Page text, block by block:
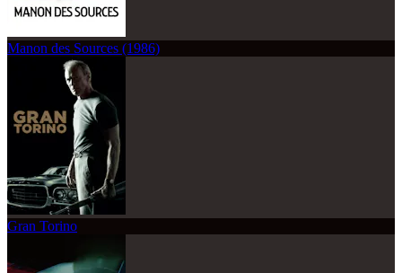
Manon des Sources (1986)
Gran Torino